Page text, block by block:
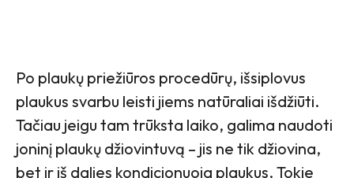
Po plaukų priežiūros procedūrų, išsiplovus
plaukus svarbu leisti jiems natūraliai išdžiūti.
Tačiau jeigu tam trūksta laiko, galima naudoti
joninį plaukų džiovintuvą – jis ne tik džiovina,
bet ir iš dalies kondicionuoja plaukus. Tokie